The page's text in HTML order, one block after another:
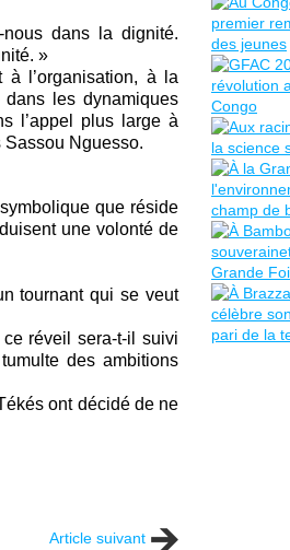
nous dans la dignité.
»
à l’organisation, à la
les dynamiques
l’appel plus large à
Sassou Nguesso.
que réside
une volonté de
tournant qui se veut
réveil sera-t-il suivi
des ambitions
ont décidé de ne
Article suivant